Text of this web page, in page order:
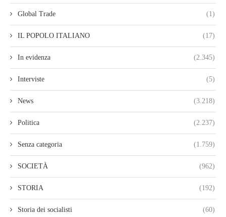
Global Trade (1)
IL POPOLO ITALIANO (17)
In evidenza (2.345)
Interviste (5)
News (3.218)
Politica (2.237)
Senza categoria (1.759)
SOCIETÀ (962)
STORIA (192)
Storia dei socialisti (60)